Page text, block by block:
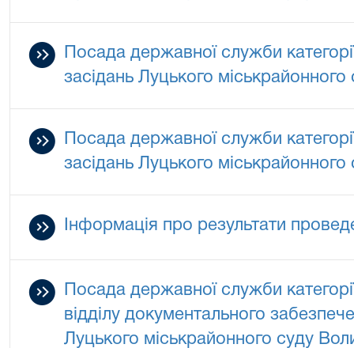
Посада державної служби
засідань Луцького міськрайонного
Посада державної служби
засідань Луцького міськрайонного
Інформація про результати
Посада державної служби
відділу документального
Луцького міськрайонного суду